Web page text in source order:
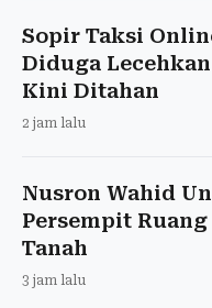
Sopir Taksi
Diduga
Kini Ditahan
2 jam lalu
Nusron Wahid
Persempit
Tanah
3 jam lalu